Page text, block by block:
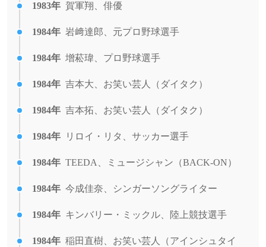
1983年 賀軍翔、俳優
1984年 岩﨑達郎、元プロ野球選手
1984年 增菘瑋、プロ野球選手
1984年 吉本大、お笑い芸人（ダイタク）
1984年 吉本拓、お笑い芸人（ダイタク）
1984年 リロイ・リタ、サッカー選手
1984年 TEEDA、ミュージシャン（BACK-ON）
1984年 今成佳奈、シンガーソングライター
1984年 キンバリー・ミックル、陸上競技選手
1984年 稲田直樹、お笑い芸人（アインシュタイ